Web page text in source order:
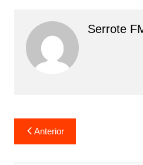
Serrote
Navegação
de
Anterior